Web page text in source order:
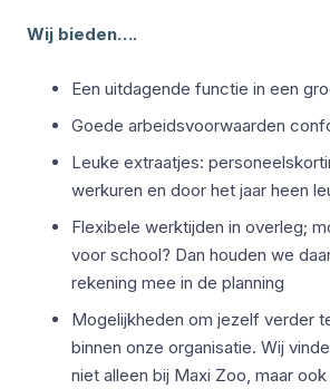
Wij bieden….
Een uitdagende functie in een
Goede arbeidsvoorwaarden
Leuke extraatjes:
werkuren en door het jaar heen
Flexibele werktijden in overleg;
voor school? Dan houden we
rekening mee in de planning
Mogelijkheden om jezelf verder
binnen onze organisatie. Wij
niet alleen bij Maxi Zoo, maar ook